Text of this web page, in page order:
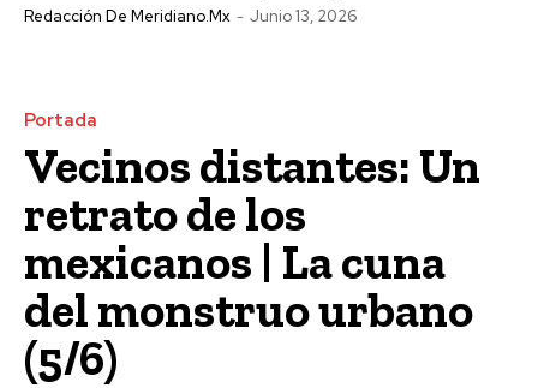
Redacción De Meridiano.mx - Junio 13, 2026
Portada
Vecinos distantes: Un
retrato de los
mexicanos | La cuna
del monstruo urbano
(5/6)